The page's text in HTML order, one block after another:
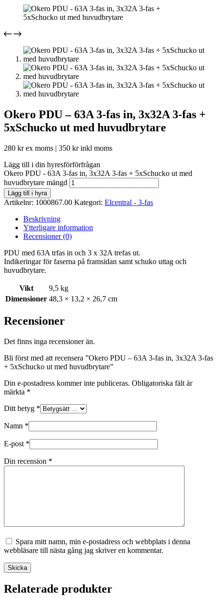
Okero PDU – 63A 3-fas in, 3x32A 3-fas +
5xSchucko ut med huvudbrytare
280 krex moms | 350 krinkl moms
Lägg till i din hyresförförfrågan
Okero PDU - 63A 3-fas in, 3x32A 3-fas + 5xSchucko ut med
huvudbrytare mängd
Lägg till i hyra
Artikelnr: 1000867.00 Kategori: Elcentral - 3-fas
Beskrivning
Ytterligare information
Recensioner (0)
PDU med 63A trfas in och 3 x 32A trefas ut.
Indikeringar för faserna på framsidan samt schuko uttag och
huvudbrytare.
Vikt
9,5 kg
Dimensioner 48,3 × 13,2 × 26,7 cm
Recensioner
Det finns inga recensioner än.
Bli först med att recensera ”Okero PDU – 63A 3-fas in, 3x32A 3-fas
+ 5xSchucko ut med huvudbrytare”
Din e-postadress kommer inte publiceras. Obligatoriska fält är
märkta *
Ditt betyg *
Namn *
E-post *
Din recension *
Spara mitt namn, min e-postadress och webbplats i denna
webbläsare till nästa gång jag skriver en kommentar.
Skicka
Relaterade produkter